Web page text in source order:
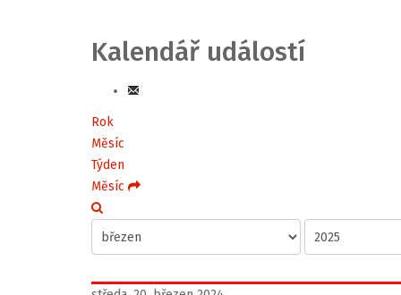
Kalendář událostí
Rok
Měsíc
Týden
Měsíc